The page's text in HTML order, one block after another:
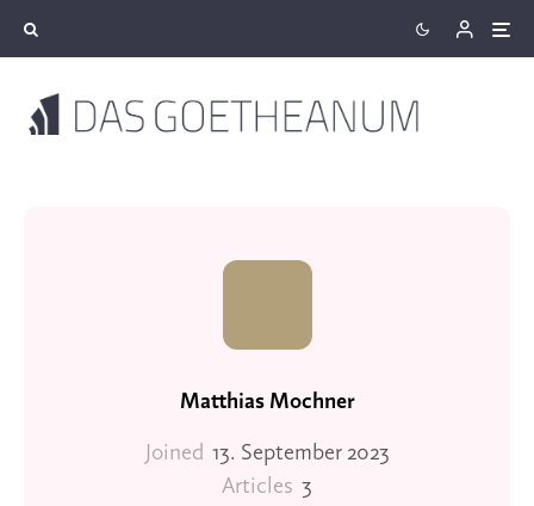
Matthias Mochner
Joined 13. September 2023
Articles 3